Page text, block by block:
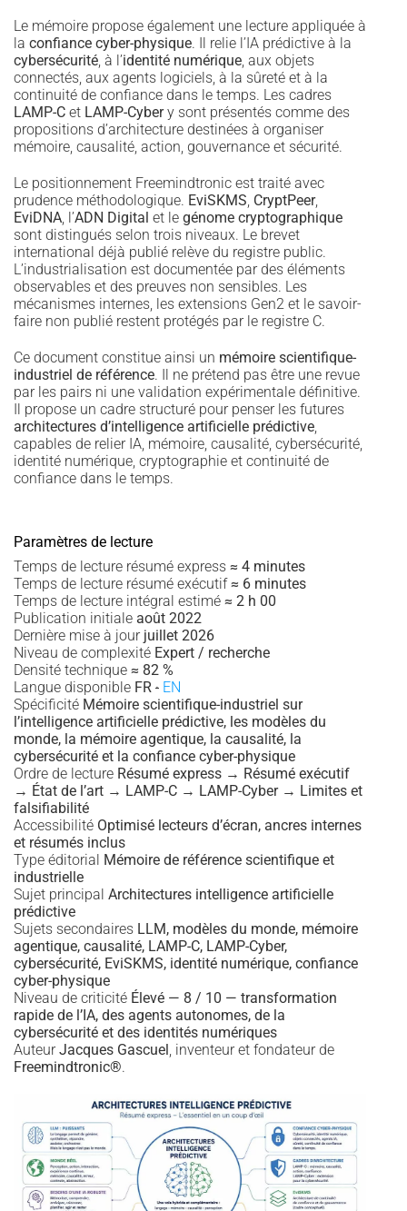
Le mémoire propose également une lecture appliquée à
la confiance cyber-physique. Il relie l’IA prédictive à la
cybersécurité, à l’identité numérique, aux objets
connectés, aux agents logiciels, à la sûreté et à la
continuité de confiance dans le temps. Les cadres
LAMP-C et LAMP-Cybery sont présentés comme des
propositions d’architecture destinées à organiser
mémoire, causalité, action, gouvernance et sécurité.
Le positionnement Freemindtronic est traité avec
prudence méthodologique. EviSKMS, CryptPeer,
EviDNA, l’ADN Digital et le génome cryptographique
sont distingués selon trois niveaux. Le brevet
international déjà publié relève du registre public.
L’industrialisation est documentée par des éléments
observables et des preuves non sensibles. Les
mécanismes internes, les extensions Gen2 et le savoir-
faire non publié restent protégés par le registre C.
Ce document constitue ainsi un mémoire scientifique-
industriel de référence. Il ne prétend pas être une revue
par les pairs ni une validation expérimentale définitive.
Il propose un cadre structuré pour penser les futures
architectures d’intelligence artificielle prédictive,
capables de relier IA, mémoire, causalité, cybersécurité,
identité numérique, cryptographie et continuité de
confiance dans le temps.
Paramètres de lecture
Temps de lecture résumé express ≈ 4 minutes
Temps de lecture résumé exécutif≈ 6 minutes
Temps de lecture intégral estimé ≈ 2 h 00
Publication initiale août 2022
Dernière mise à jour juillet 2026
Niveau de complexité Expert / recherche
Densité technique ≈ 82 %
Langue disponible FR · EN
Spécificité Mémoire scientifique-industriel sur
l’intelligence artificielle prédictive, les modèles du
monde, la mémoire agentique, la causalité, la
cybersécurité et la confiance cyber-physique
Ordre de lecture Résumé express → Résumé exécutif
→ État de l’art → LAMP-C → LAMP-Cyber → Limites et
falsifiabilité
Accessibilité Optimisé lecteurs d’écran, ancres internes
et résumés inclus
Type éditorial Mémoire de référence scientifique et
industrielle
Sujet principal Architectures intelligence artificielle
prédictive
Sujets secondaires LLM, modèles du monde, mémoire
agentique, causalité, LAMP-C, LAMP-Cyber,
cybersécurité, EviSKMS, identité numérique, confiance
cyber-physique
Niveau de criticité Élevé — 8 / 10 — transformation
rapide de l’IA, des agents autonomes, de la
cybersécurité et des identités numériques
AuteurJacques Gascuel , inventeur et fondateur de
Freemindtronic®.